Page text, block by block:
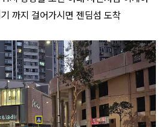
까지 걸어가시면 젠딤섬 도착